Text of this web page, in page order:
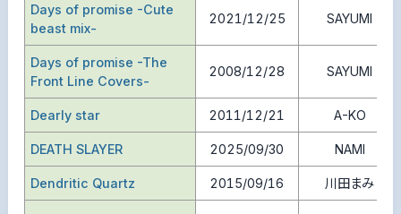
Days of promise -Cute
beast mix-
2021/12/25 SAYUMI
Days of promise -The
Front Line Covers-
2008/12/28 SAYUMI
Dearly star 2011/12/21 A-KO
DEATH SLAYER 2025/09/30 NAMI
Dendritic Quartz 2015/09/16 川田まみ